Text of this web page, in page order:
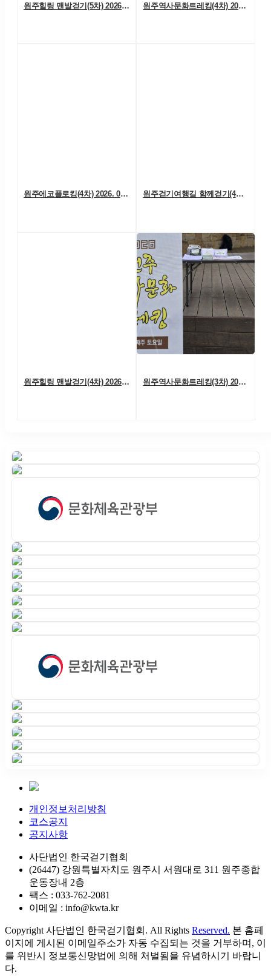
원주힐링 맨발걷기(5차) 2026. 07. 04. (토) 원주역사문화트레킹(4차) 2026. 06. 27.(토)
원주에코플로킹(4차) 2026. 06. 20. (토) 원주걷기여행길 함께걷기(4차) 2026. 6. 13.(토)
원주힐링 맨발걷기(4차) 2026. 06. 06. (토) 원주역사문화트레킹(3차) 2026. 05. 23.(토)
개인정보처리방침
코스공지
공지사항
사단법인 한국걷기협회
(26447) 강원특별자치도 원주시 서원대로 311 원주종합
운동장내 2층
팩스 : 033-762-2081
이메일 : info@kwta.kr
Copyright 사단법인 한국걷기협회. All Rights Reserved. 본 홈페
이지에 게시된 이메일주소가 자동 수집되는 것을 거부하며, 이
를 위반시 정보통신망법에 의해 처벌됨을 유념하시기 바랍니
다.